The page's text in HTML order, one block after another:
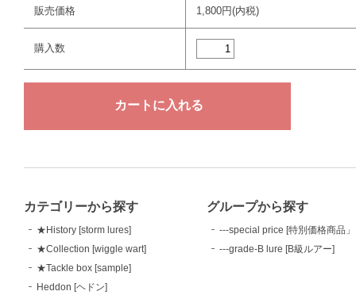
販売価格 1,800円(内税)
購入数
カテゴリーから探す
★History [storm lures]
★Collection [wiggle wart]
★Tackle box [sample]
Heddon [ヘドン]
グループから探す
---special price [特別価格商品」
---grade-B lure [B級ルアー]